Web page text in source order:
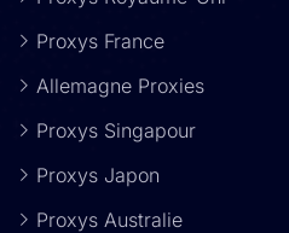
Proxys France
Allemagne Proxies
Proxys Singapour
Proxys Japon
Proxys Australie